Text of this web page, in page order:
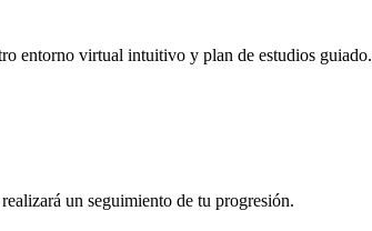
entorno virtual intuitivo y plan de estudios guiado.
un seguimiento de tu progresión.